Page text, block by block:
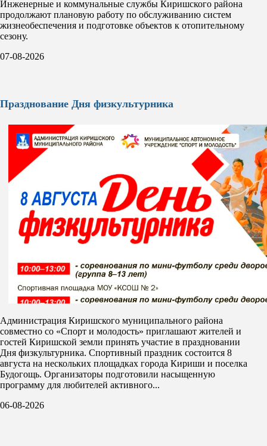
Инженерные и коммунальные службы Киришского района
продолжают плановую работу по обслуживанию систем
жизнеобеспечения и подготовке объектов к отопительному
сезону.
07-08-2026
Празднование Дня физкультурника
Администрация Киришского муниципального района
совместно со «Спорт и молодость» приглашают жителей и
гостей Киришской земли принять участие в праздновании
Дня физкультурника. Спортивный праздник состоится 8
августа на нескольких площадках города Кириши и поселка
Будогощь. Организаторы подготовили насыщенную
программу для любителей активного...
06-08-2026